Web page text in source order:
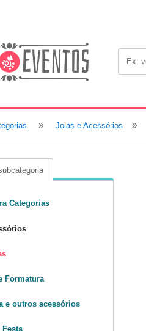
» Joias e Acessórios »
Categorias
Formatura
e outros acessórios
Festa